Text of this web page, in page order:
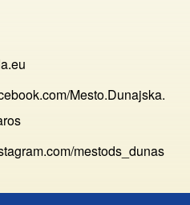
Mesto.Dunajska.
mestods_dunas